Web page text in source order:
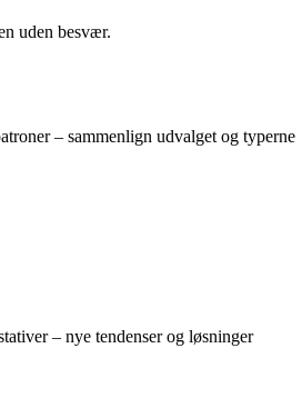
uden besvær.
– sammenlign udvalget og typerne
– nye tendenser og løsninger